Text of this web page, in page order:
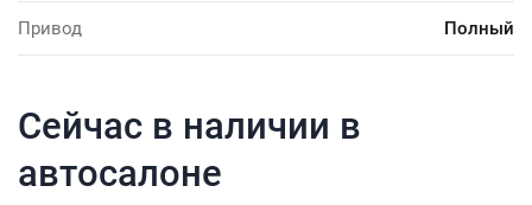
Привод Полный
Сейчас в наличии в
автосалоне